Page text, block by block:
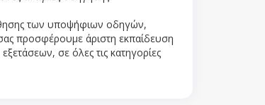
των υποψήφιων οδηγών,
προσφέρουμε άριστη εκπαίδευση
σε όλες τις κατηγορίες